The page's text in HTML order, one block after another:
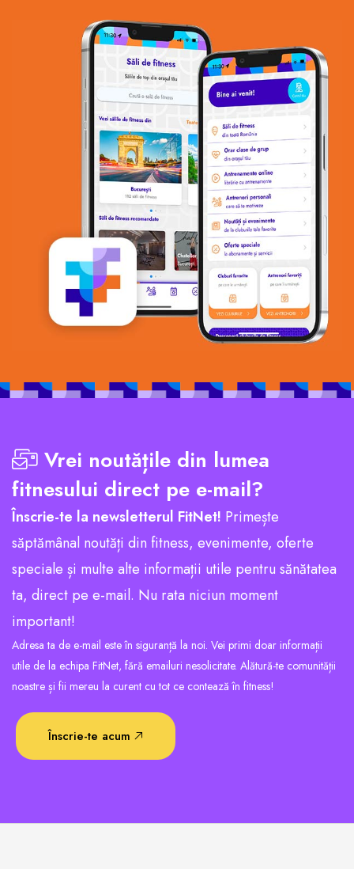
Vrei noutățile din lumea
fitnesului direct pe e-mail?
Înscrie-te la newsletterul FitNet! Primește
săptămânal noutăți din fitness, evenimente, oferte
speciale și multe alte informații utile pentru sănătatea
ta, direct pe e-mail. Nu rata niciun moment
important!
Adresa ta de e-mail este în siguranță la noi. Vei primi doar informații
utile de la echipa FitNet, fără emailuri nesolicitate. Alătură-te comunității
noastre și fii mereu la curent cu tot ce contează în fitness!
Înscrie-te acum